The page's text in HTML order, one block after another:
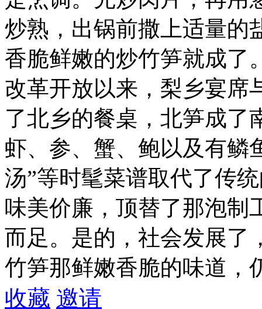
炒熟，出锅前撒上适量的
香脆鲜嫩的炒竹笋就成了
改革开放以来，梨乡宴席
了北乡的餐桌，北笋成了
虾、参、蟹、鲍以及有鳞
汤”等时髦菜谱取代了传
味美价廉，顶替了那泡制
而足。是的，社会发展了
竹笋那鲜嫩香脆的味道，
收藏 邀请